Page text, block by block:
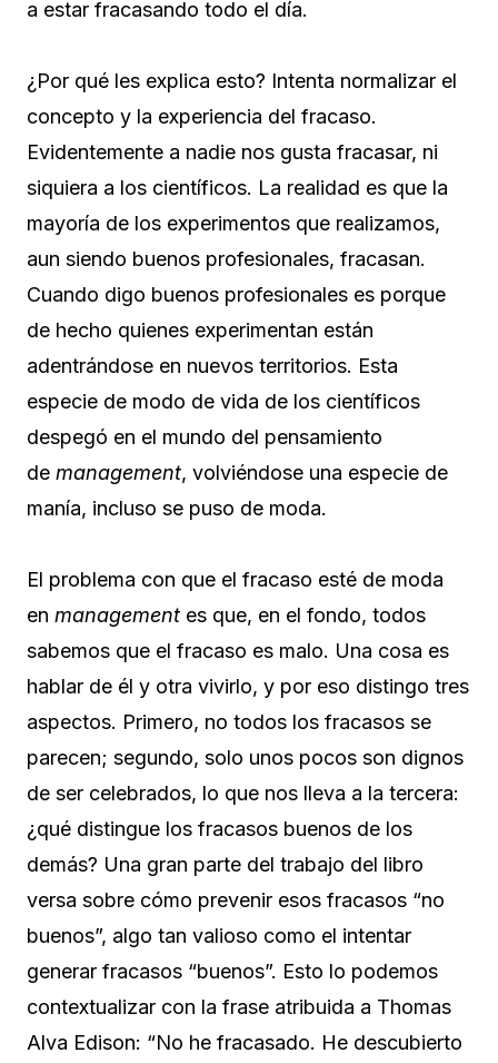
a estar fracasando todo el día.
¿Por qué les explica esto? Intenta normalizar el
concepto y la experiencia del fracaso.
Evidentemente a nadie nos gusta fracasar, ni
siquiera a los científicos. La realidad es que la
mayoría de los experimentos que realizamos,
aun siendo buenos profesionales, fracasan.
Cuando digo buenos profesionales es porque
de hecho quienes experimentan están
adentrándose en nuevos territorios. Esta
especie de modo de vida de los científicos
despegó en el mundo del pensamiento
de management, volviéndose una especie de
manía, incluso se puso de moda.
El problema con que el fracaso esté de moda
en management es que, en el fondo, todos
sabemos que el fracaso es malo. Una cosa es
hablar de él y otra vivirlo, y por eso distingo tres
aspectos. Primero, no todos los fracasos se
parecen; segundo, solo unos pocos son dignos
de ser celebrados, lo que nos lleva a la tercera:
¿qué distingue los fracasos buenos de los
demás? Una gran parte del trabajo del libro
versa sobre cómo prevenir esos fracasos “no
buenos”, algo tan valioso como el intentar
generar fracasos “buenos”. Esto lo podemos
contextualizar con la frase atribuida a Thomas
Alva Edison: “No he fracasado. He descubierto